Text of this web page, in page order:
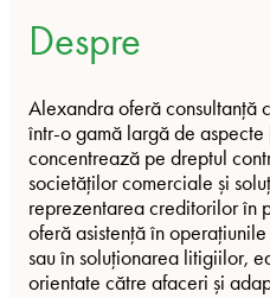
Despre
Alexandra oferă consultanță
într-o gamă largă de
concentrează pe dreptul
societăților comerciale și
reprezentarea creditorilor în
oferă asistență în
sau în soluționarea litigiilor,
orientate către afaceri și